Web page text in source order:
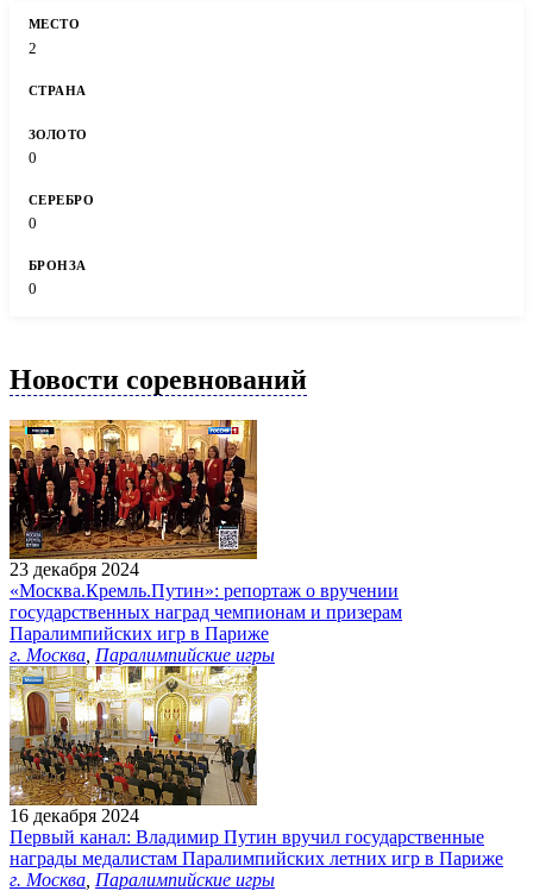
2
0
0
0
Новости соревнований
23 декабря 2024
«Москва.Кремль.Путин»: репортаж о вручении
государственных наград чемпионам и призерам
Паралимпийских игр в Париже
г. Москва Паралимпийские игры
16 декабря 2024
Первый канал: Владимир Путин вручил государственные
награды медалистам Паралимпийских летних игр в Париже
г. Москва Паралимпийские игры